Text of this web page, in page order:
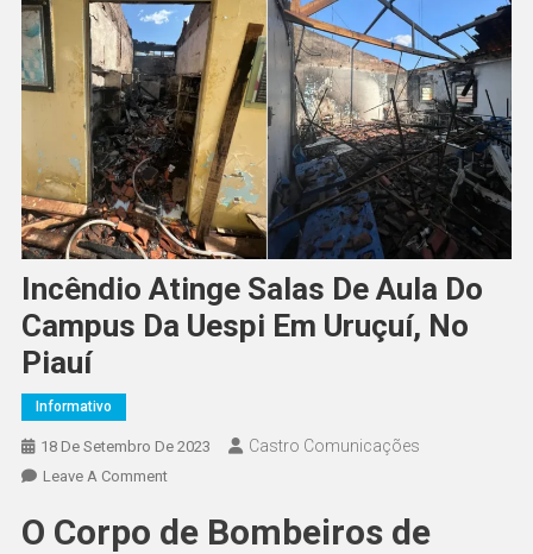
Incêndio Atinge Salas De Aula Do
Campus Da Uespi Em Uruçuí, No
Piauí
Informativo
18 De Setembro De 2023 Castro Comunicações
Leave A Comment
O Corpo de Bombeiros de